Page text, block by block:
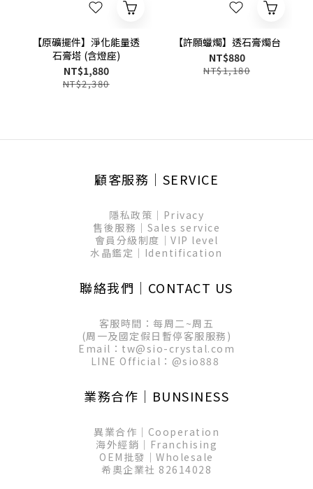
【原礦擺件】淨化能量透
石膏塔 (含燈座)
NT$1,880
NT$2,380
【許願蠟燭】透石膏燭台
NT$880
NT$1,180
顧客服務│SERVICE
隱私政策│Privacy
售後服務│Sales service
會員分級制度│VIP level
水晶鑑定│Identification
聯絡我們│CONTACT US
客服時間：每周二~周五
(周一及國定假日暫停客服服務)
Email：tw@sio-crystal.com
LINE Official： @sio888
業務合作│BUNSINESS
異業合作│Cooperation
海外經銷│Franchising
OEM批發│Wholesale
希奧企業社 82614028